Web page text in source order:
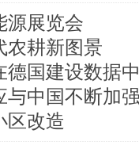
源展览会
农耕新图景
德国建设数据
中国不断加
区改造